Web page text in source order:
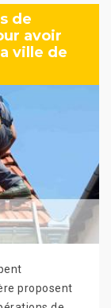
de
avoir
ville de
proposent